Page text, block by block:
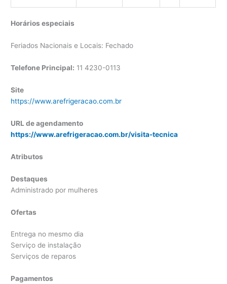
Horários especiais
Feriados Nacionais e Locais: Fechado
Telefone Principal: 114230-0113
Site
https://www.arefrigeracao.com.br
URL de agendamento
https://www.arefrigeracao.com.br/visita-tecnica
Atributos
Destaques
Administrado por mulheres
Ofertas
Entrega no mesmo dia
Serviço de instalação
Serviços de reparos
Pagamentos